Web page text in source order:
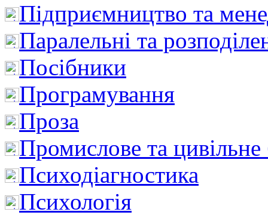
Підприємництво та
Паралельні та
Посібники
Програмування
Проза
Промислове та цивільне
Психодіагностика
Психологія